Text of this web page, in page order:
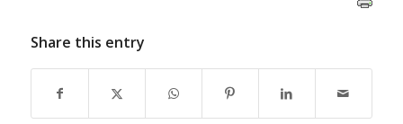
Share this entry